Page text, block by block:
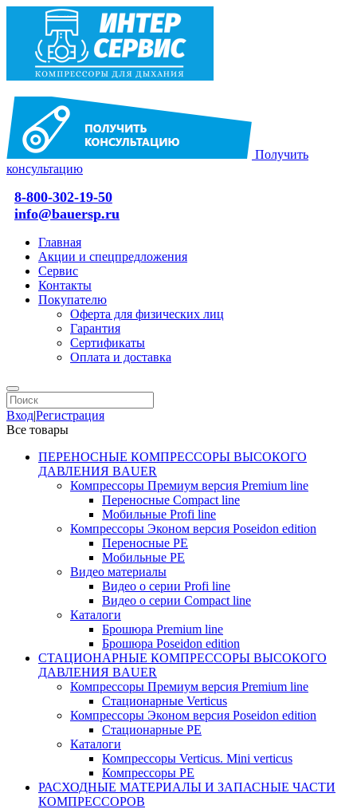
Получить
консультацию
8-800-302-19-50
info@bauersp.ru
Главная
Акции и спецпредложения
Сервис
Контакты
Покупателю
Оферта для физических лиц
Гарантия
Сертификаты
Оплата и доставка
Вход|Регистрация
Все товары
ПЕРЕНОСНЫЕ КОМПРЕССОРЫ ВЫСОКОГО
ДАВЛЕНИЯ BAUER
Компрессоры Премиум версия Premium line
Переносные Compact line
Мобильные Profi line
Компрессоры Эконом версия Poseidon edition
Переносные PE
Мобильные PE
Видео материалы
Видео о серии Profi line
Видео о серии Compact line
Каталоги
Брошюра Premium line
Брошюра Poseidon edition
СТАЦИОНАРНЫЕ КОМПРЕССОРЫ ВЫСОКОГО
ДАВЛЕНИЯ BAUER
Компрессоры Премиум версия Premium line
Стационарные Verticus
Компрессоры Эконом версия Poseidon edition
Стационарные PE
Каталоги
Компрессоры Verticus. Mini verticus
Компрессоры PE
РАСХОДНЫЕ МАТЕРИАЛЫ И ЗАПАСНЫЕ ЧАСТИ
КОМПРЕССОРОВ